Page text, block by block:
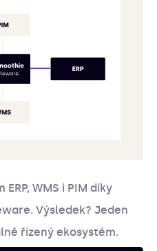
WMS i PIM díky
Výsledek? Jeden
řízený ekosystém.